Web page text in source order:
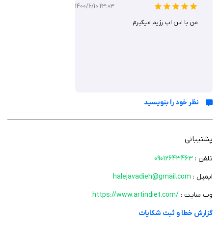
1400/6/10 23:03
من با این اپ رژیم میگیرم
نظر خود را بنویسید
پشتیبانی
تلفن : 09012643463
ایمیل : halejavadieh@gmail.com‬
وب سایت : https://www.artindiet.com/
گزارش خطا و ثبت شکایات